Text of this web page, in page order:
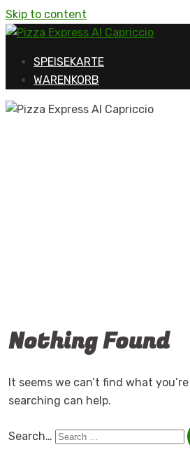
Skip to content
SPEISEKARTE
WARENKORB
Nothing Found
It seems we can’t find what
searching can help.
Search…